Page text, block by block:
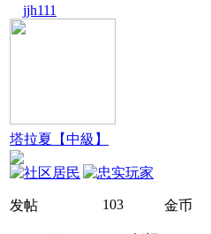
jjh111
塔拉夏【中級】
发帖 103 金币